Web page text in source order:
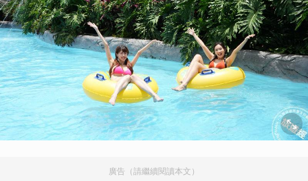
廣告（請繼續閱讀本文）